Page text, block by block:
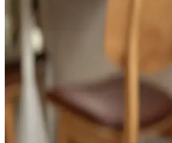
seyahat konforunuzu artırabilirsiniz.
Papatya Desenli Büyük Boy
Fonksiyonellik ve Estetiğin
Papatya desenleriyle süslenmiş büyük
hacmi ve dayanıklı yapısıyla pratik kullanım
görünümüyle de dikkat çeker.
Büyük Boy Bej Renkli Makyaj